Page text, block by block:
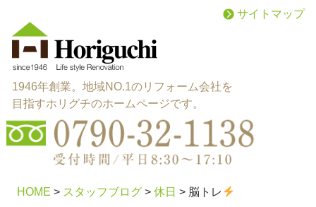
1946年創業。地域NO.1のリフォーム会社を
目指すホリグチのホームページです。
サイトマップ
施工メニュー menu
HOME > スタッフブログ> 休日 > 脳トレ